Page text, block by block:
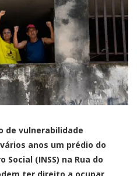
de vulnerabilidade
anos um prédio do
(INSS) na Rua do